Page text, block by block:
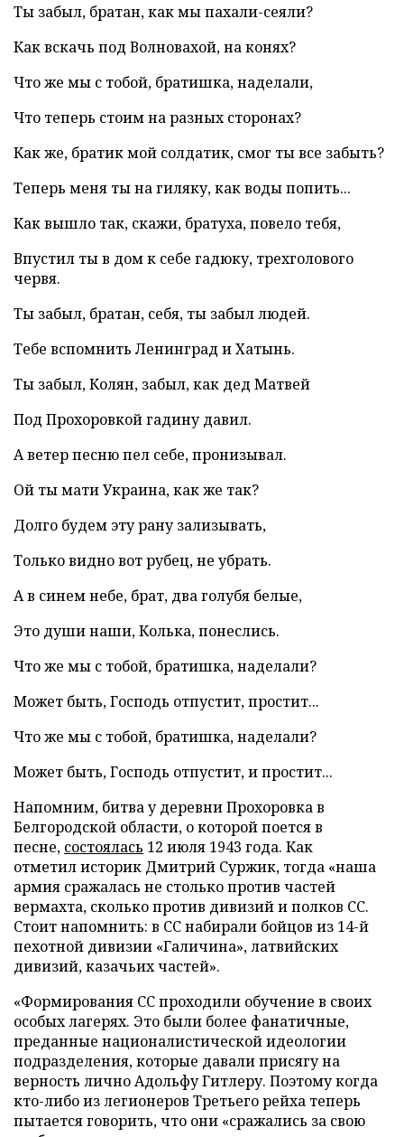
Ты забыл, братан, как мы пахали-сеяли?
Как вскачь под Волновахой, на конях?
Что же мы с тобой, братишка, наделали,
Что теперь стоим на разных сторонах?
Как же, братик мой солдатик, смог ты все забыть?
Теперь меня ты на гиляку, как воды попить...
Как вышло так, скажи, братуха, повело тебя,
Впустил ты в дом к себе гадюку, трехголового
червя.
Ты забыл, братан, себя, ты забыл людей.
Тебе вспомнить Ленинград и Хатынь.
Ты забыл, Колян, забыл, как дед Матвей
Под Прохоровкой гадину давил.
А ветер песню пел себе, пронизывал.
Ой ты мати Украина, как же так?
Долго будем эту рану зализывать,
Только видно вот рубец, не убрать.
А в синем небе, брат, два голубя белые,
Это души наши, Колька, понеслись.
Что же мы с тобой, братишка, наделали?
Может быть, Господь отпустит, простит...
Что же мы с тобой, братишка, наделали?
Может быть, Господь отпустит, и простит...
Напомним, битва у деревни Прохоровка в
Белгородской области, о которой поется в
песне, состоялась 12 июля 1943 года. Как
отметил историк Дмитрий Суржик, тогда «наша
армия сражалась не столько против частей
вермахта, сколько против дивизий и полков СС.
Стоит напомнить: в СС набирали бойцов из 14-й
пехотной дивизии «Галичина», латвийских
дивизий, казачьих частей».
«Формирования СС проходили обучение в своих
особых лагерях. Это были более фанатичные,
преданные националистической идеологии
подразделения, которые давали присягу на
верность лично Адольфу Гитлеру. Поэтому когда
кто-либо из легионеров Третьего рейха теперь
пытается говорить, что они «сражались за свою